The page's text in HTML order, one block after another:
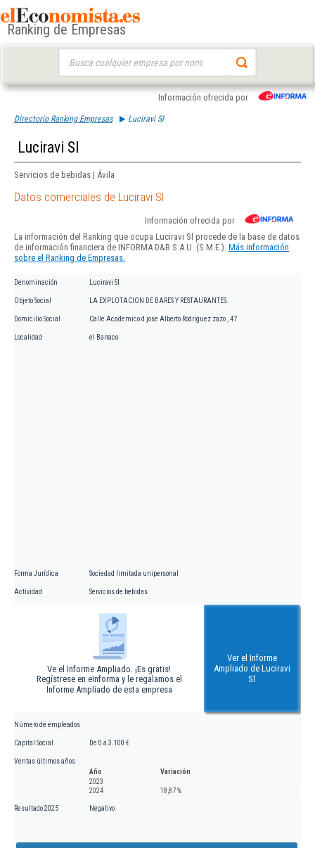
Ranking de Empresas
Información ofrecida por
Directorio Ranking Empresas Luciravi Sl
Luciravi Sl
Servicios de bebidas | Ávila
Datos comerciales de Luciravi Sl
Información ofrecida por
La información del Ranking que ocupa Luciravi Sl procede de la base de datos
de información financiera de INFORMA D&B S.A.U. (S.M.E.). Más información
sobre el Ranking de Empresas.
Denominación Luciravi Sl
Objeto Social LA EXPLOTACION DE BARES Y RESTAURANTES.
Domicilio Social Calle Academico d jose Alberto Rodriguez zazo , 47
Localidad el Barraco
Forma Jurídica Sociedad limitada unipersonal
Actividad Servicios de bebidas
Ve el Informe Ampliado. ¡Es gratis!
Regístrese en eInforma y le regalamos el
Informe Ampliado de esta empresa
Ver el Informe
Ampliado de Luciravi
Sl
Número de empleados
Capital Social De 0 a 3.100 €
Ventas últimos años
Año
Variación
2023
2024
18,87 %
Resultado 2025 Negativo